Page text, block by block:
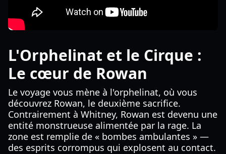
L'Orphelinat et le Cirque :
Le cœur de Rowan
Le voyage vous mène à l'orphelinat, où vous
découvrez Rowan, le deuxième sacrifice.
Contrairement à Whitney, Rowan est devenu une
entité monstrueuse alimentée par la rage. La
zone est remplie de « bombes ambulantes » —
des esprits corrompus qui explosent au contact.